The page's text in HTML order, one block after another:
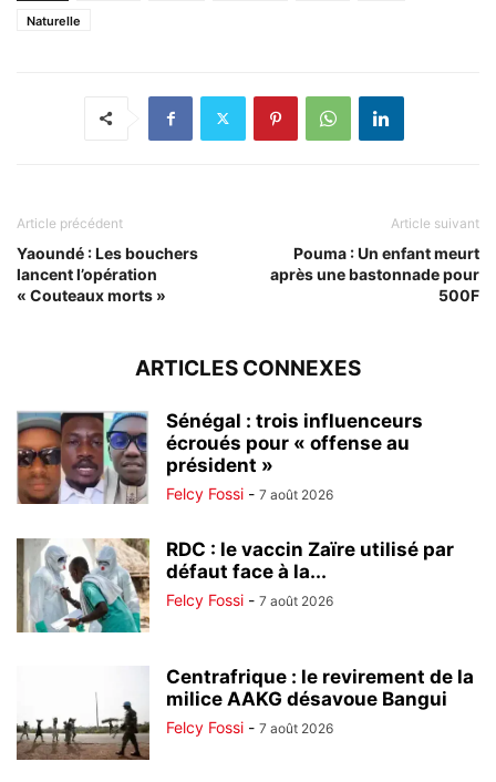
Naturelle
Article précédent
Yaoundé : Les bouchers
lancent l’opération
« Couteaux morts »
Article suivant
Pouma : Un enfant meurt
après une bastonnade pour
500F
ARTICLES CONNEXES
Sénégal : trois influenceurs
écroués pour « offense au
président »
Felcy Fossi - 7 août 2026
RDC : le vaccin Zaïre utilisé par
défaut face à la...
Felcy Fossi - 7 août 2026
Centrafrique : le revirement de la
milice AAKG désavoue Bangui
Felcy Fossi - 7 août 2026